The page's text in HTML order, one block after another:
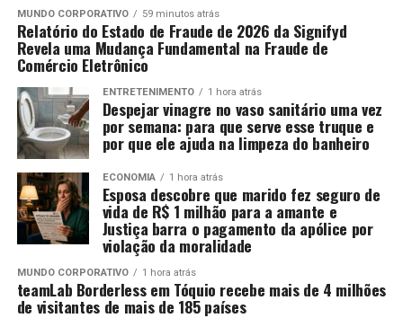
MUNDO CORPORATIVO 59 minutos atrás
Relatório do Estado de Fraude de 2026 da Signifyd
Revela uma Mudança Fundamental na Fraude de
Comércio Eletrônico
ENTRETENIMENTO 1 hora atrás
Despejar vinagre no vaso sanitário uma vez
por semana: para que serve esse truque e
por que ele ajuda na limpeza do banheiro
ECONOMIA 1 hora atrás
Esposa descobre que marido fez seguro de
vida de R$ 1 milhão para a amante e
Justiça barra o pagamento da apólice por
violação da moralidade
MUNDO CORPORATIVO 1 hora atrás
teamLab Borderless em Tóquio recebe mais de 4 milhões
de visitantes de mais de 185 países